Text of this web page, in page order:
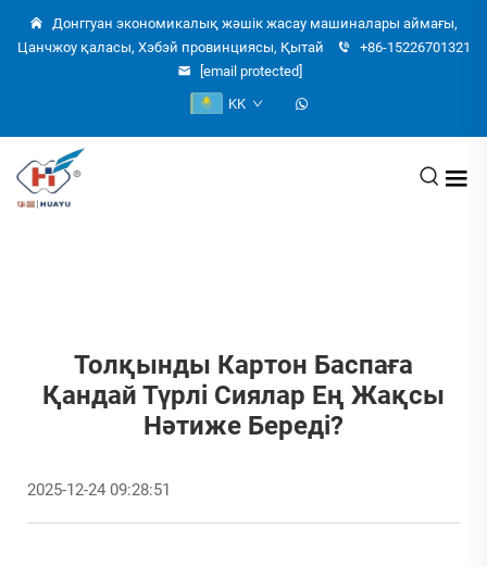
Донггуан экономикалық жәшік жасау машиналары аймағы,
Цанчжоу қаласы, Хэбэй провинциясы, Қытай
+86-15226701321
[email protected]
KK
Толқынды Картон Баспаға
Қандай Түрлі Сиялар Ең Жақсы
Нәтиже Береді?
2025-12-24 09:28:51